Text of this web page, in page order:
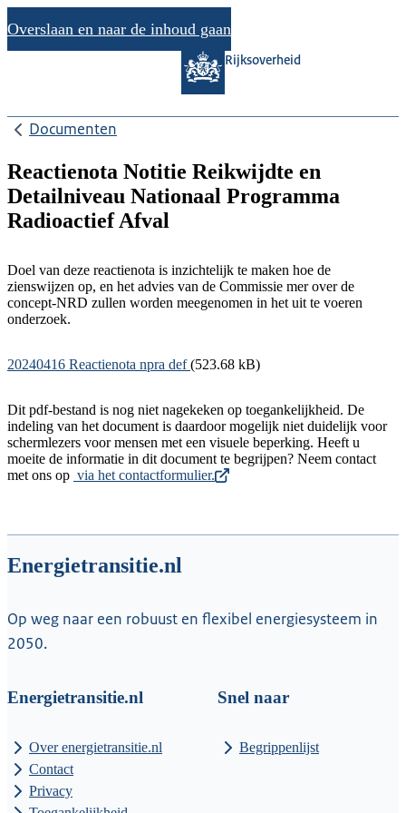
Overslaan en naar de inhoud gaan
Rijksoverheid
Documenten
Reactienota Notitie Reikwijdte en
Detailniveau Nationaal Programma
Radioactief Afval
Doel van deze reactienota is inzichtelijk te maken hoe de
zienswijzen op, en het advies van de Commissie mer over de
concept-NRD zullen worden meegenomen in het uit te voeren
onderzoek.
Document
20240416 Reactienota npra def(523.68 kB)
Dit pdf-bestand is nog niet nagekeken op toegankelijkheid. De
indeling van het document is daardoor mogelijk niet duidelijk voor
schermlezers voor mensen met een visuele beperking. Heeft u
moeite de informatie in dit document te begrijpen? Neem contact
met ons op via het contactformulier.
Energietransitie.nl
Op weg naar een robuust en flexibel energiesysteem in
2050.
Energietransitie.nl
Over energietransitie.nl
Contact
Privacy
Snel naar
Begrippenlijst